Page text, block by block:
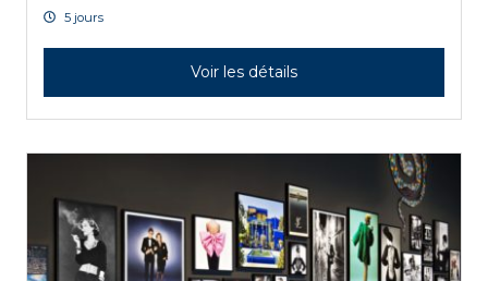
5 jours
Voir les détails